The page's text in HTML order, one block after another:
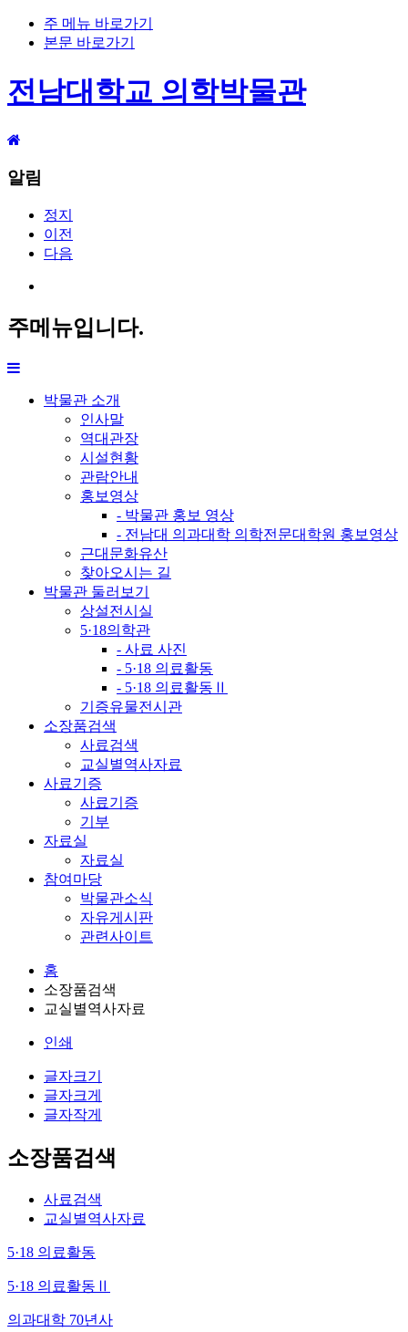
주 메뉴 바로가기
본문 바로가기
전남대학교 의학박물관
알림
정지
이전
다음
주메뉴입니다.
박물관 소개
인사말
역대관장
시설현황
관람안내
홍보영상
- 박물관 홍보 영상
- 전남대 의과대학 의학전문대학원 홍보영상
근대문화유산
찾아오시는 길
박물관 둘러보기
상설전시실
5·18의학관
- 사료 사진
- 5·18 의료활동
- 5·18 의료활동Ⅱ
기증유물전시관
소장품검색
사료검색
교실별역사자료
사료기증
사료기증
기부
자료실
자료실
참여마당
박물관소식
자유게시판
관련사이트
홈
소장품검색
교실별역사자료
인쇄
글자크기
글자크게
글자작게
소장품검색
사료검색
교실별역사자료
5·18 의료활동
5·18 의료활동Ⅱ
의과대학 70년사